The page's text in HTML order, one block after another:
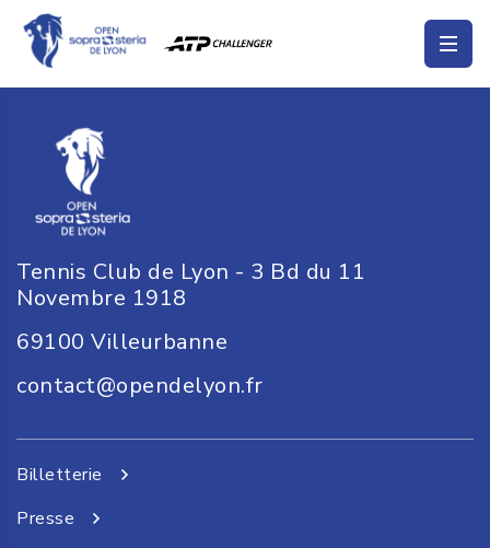
Tennis Club de Lyon - 3 Bd du 11
Novembre 1918
69100 Villeurbanne
contact@opendelyon.fr
Billetterie
Presse